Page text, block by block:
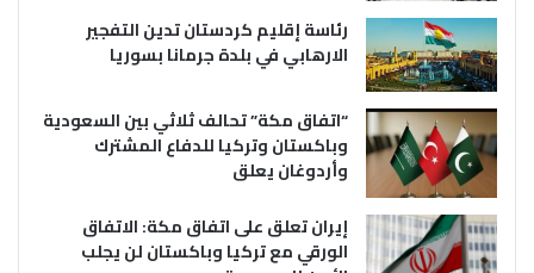
رئاسة إقليم كردستان تدين التفجير
الارهابي في بلدة جرمانا بسوريا
“اتفاق مكة” تحالف ثلاثي بين السعودية
وباكستان وتركيا للدفاع المشترك
وأردوغان يعلق
إيران تعلق على اتفاق مكة: الاتفاق
الورقي مع تركيا وباكستان لن يجلب